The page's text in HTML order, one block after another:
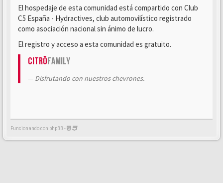
El hospedaje de esta comunidad está compartido con Club
C5 España - Hydractives, club automovilístico registrado
como asociación nacional sin ánimo de lucro.
El registro y acceso a esta comunidad es gratuito.
CitröFamily
Disfrutando con nuestros chevrones.
Funcionando con phpBB -